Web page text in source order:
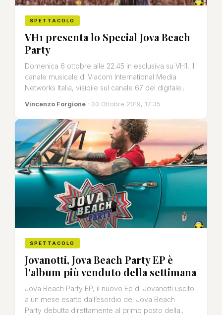
SPETTACOLO
VH1 presenta lo Special Jova Beach
Party
Domenica 6 ottobre alle 22.45 in esclusiva su VH1, il
canale musicale di Viacom International Media
Networks Italia, visibile sul canale 67 del digitale...
Vincenzo Forgione · 03 Ottobre 2019, 17:35
SPETTACOLO
Jovanotti, Jova Beach Party EP è
l'album più venduto della settimana
Jova Beach Party EP, il nuovo Ep di Jovanotti uscito
a un mese esatto dall’esordio del Jova Beach
Party debutta direttamente al primo posto della...